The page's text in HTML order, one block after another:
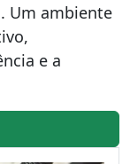
Um ambiente
e a